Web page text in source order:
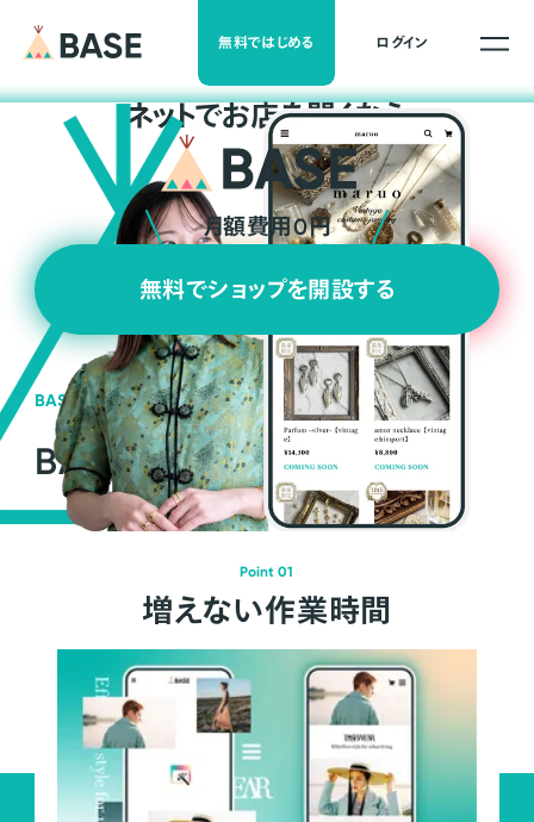
無料ではじめる ログイン
ネットでお店を開くなら
月額費用0円
無料でショップを開設する
BASEの強み
BASEが強い3つの理由
Point 01
増えない作業時間